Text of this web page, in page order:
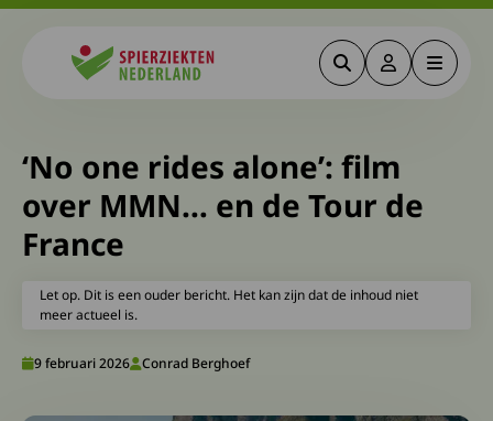
ZoekenDeze link
Menu
‘No one rides alone’: film
over MMN… en de Tour de
France
Let op. Dit is een ouder bericht. Het kan zijn dat de inhoud niet
meer actueel is.
9 februari 2026 Conrad Berghoef